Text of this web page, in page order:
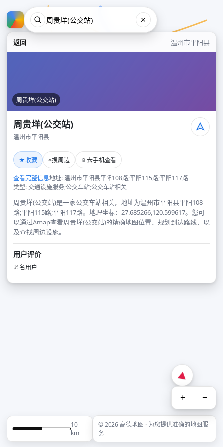
返回 温州市平阳县
周贵垟(公交站)
周贵垟(公交站)
温州市平阳县
★收藏 ⌖搜周边 📱 去手机查看
查看完整信息地址: 温州市平阳县平阳108路;平阳115路;平阳117路
类型: 交通设施服务;公交车站;公交车站相关
周贵垟(公交站)是一家公交车站相关，地址为温州市平阳县平阳108
路;平阳115路;平阳117路。地理坐标：27.685266,120.599617。您可
以通过Amap查看周贵垟(公交站)的精确地图位置、规划到达路线，以
及查找周边设施。
用户评价
匿名用户
+ −
10
km
© 2026 高德地图 · 为您提供准确的地图服
务